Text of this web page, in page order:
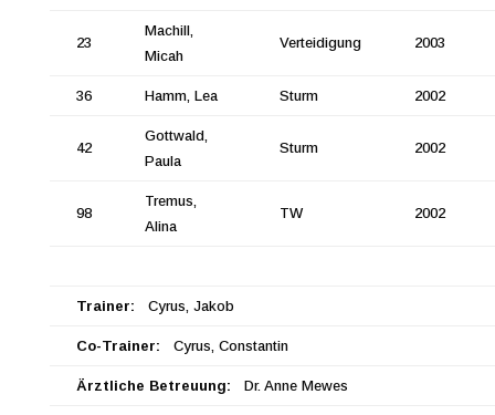
23
Machill,
Micah
Verteidigung 2003
36 Hamm, Lea Sturm 2002
42
Gottwald,
Paula
Sturm 2002
98
Tremus,
Alina
TW 2002
Trainer: Cyrus, Jakob
Co-Trainer: Cyrus, Constantin
Ärztliche Betreuung: Dr. Anne Mewes